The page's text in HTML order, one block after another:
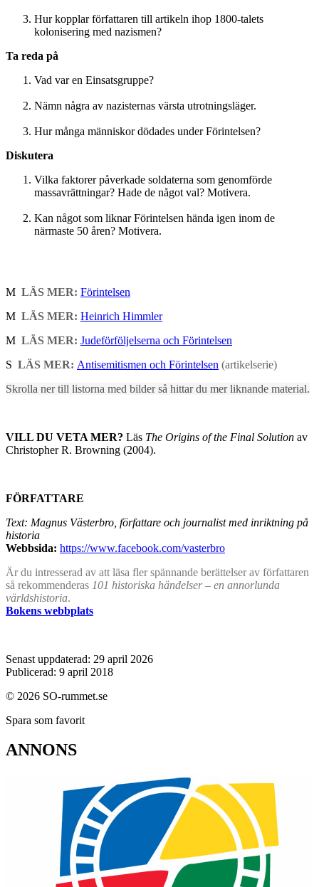
Hur kopplar författaren till artikeln ihop 1800-talets
kolonisering med nazismen?
Ta reda på
Vad var en Einsatsgruppe?
Nämn några av nazisternas värsta utrotningsläger.
Hur många människor dödades under Förintelsen?
Diskutera
Vilka faktorer påverkade soldaterna som genomförde
massavrättningar? Hade de något val? Motivera.
Kan något som liknar Förintelsen hända igen inom de
närmaste 50 åren? Motivera.
M LÄS MER: Förintelsen
M LÄS MER: Heinrich Himmler
M LÄS MER: Judeförföljelserna och Förintelsen
S LÄS MER: Antisemitismen och Förintelsen (artikelserie)
Skrolla ner till listorna med bilder så hittar du mer liknande material.
VILL DU VETA MER? Läs The Origins of the Final Solution av
Christopher R. Browning (2004).
FÖRFATTARE
Text: Magnus Västerbro, författare och journalist med inriktning på
historia
Webbsida: https://www.facebook.com/vasterbro
Är du intresserad av att läsa fler spännande berättelser av författaren
så rekommenderas 101 historiska händelser – en annorlunda
världshistoria.
Bokens webbplats
Senast uppdaterad: 29 april 2026
Publicerad: 9 april 2018
© 2026 SO-rummet.se
Spara som favorit
ANNONS